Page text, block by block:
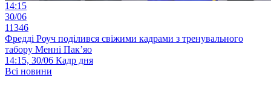
14:15
30/06
11346
Фредді Роуч поділився свіжими кадрами з тренувального
табору Менні Пак’яо
14:15, 30/06 Кадр дня
Всі новини